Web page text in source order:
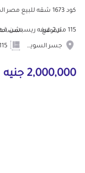
كود 1673 شقه
115 متر 2 غرفه ريسبشن قطعتين حمام مط... الموقع
جسر السويس
2,000,000 جنيه